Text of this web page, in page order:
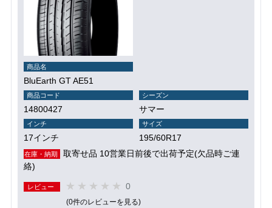
商品名
BluEarth GT AE51
商品コード
14800427
シーズン
サマー
インチ
17インチ
サイズ
195/60R17
在庫・納期
取寄せ品 10営業日前後で出荷予定(欠品時ご連
絡)
レビュー 0
(0件のレビューを見る)